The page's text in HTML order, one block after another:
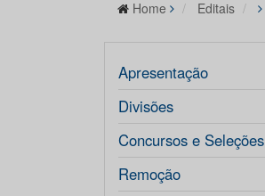
Home Editais
Apresentação
Divisões
Concursos e Seleções
Remoção